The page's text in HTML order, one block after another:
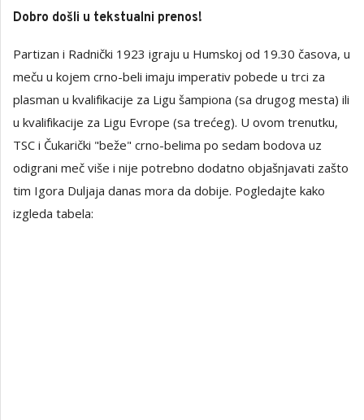
Dobro došli u tekstualni prenos!
Partizan i Radnički 1923 igraju u Humskoj od 19.30 časova, u
meču u kojem crno-beli imaju imperativ pobede u trci za
plasman u kvalifikacije za Ligu šampiona (sa drugog mesta) ili
u kvalifikacije za Ligu Evrope (sa trećeg). U ovom trenutku,
TSC i Čukarički "beže" crno-belima po sedam bodova uz
odigrani meč više i nije potrebno dodatno objašnjavati zašto
tim Igora Duljaja danas mora da dobije. Pogledajte kako
izgleda tabela: